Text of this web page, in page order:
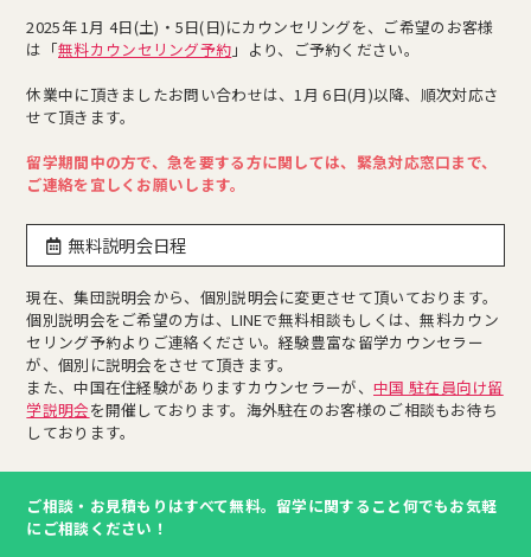
2025年 1月 4日(土)・5日(日)にカウンセリングを、ご希望のお客様
は「無料カウンセリング予約 」より、ご予約ください。
休業中に頂きましたお問い合わせは、1月 6日(月)以降、順次対応さ
せて頂きます。
留学期間中の方で、急を要する方に関しては、緊急対応窓口まで、
ご連絡を宜しくお願いします。
無料説明会日程
現在、集団説明会から、個別説明会に変更させて頂いております。
個別説明会をご希望の方は、LINEで無料相談もしくは、無料カウン
セリング予約よりご連絡ください。経験豊富な留学カウンセラー
が、個別に説明会をさせて頂きます。
また、中国在住経験がありますカウンセラーが、 中国 駐在員向け留
学説明会を開催しております。海外駐在のお客様のご相談もお待ち
しております。
ご相談・お見積もりはすべて無料。留学に関すること何でもお気軽
にご相談ください！